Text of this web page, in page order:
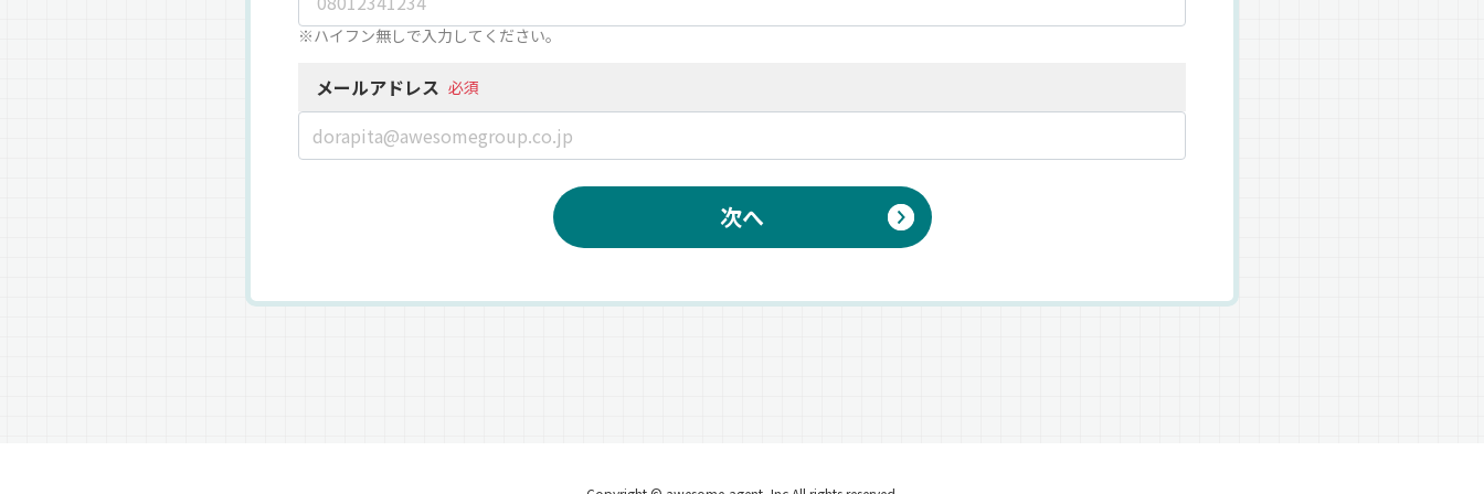
※ハイフン無しで入力してください。
メールアドレス 必須
次へ